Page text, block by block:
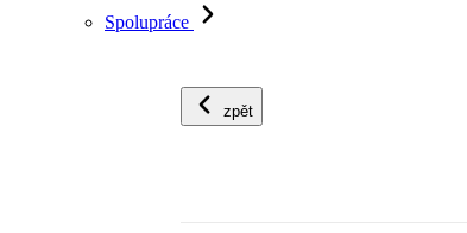
Spolupráce
zpět